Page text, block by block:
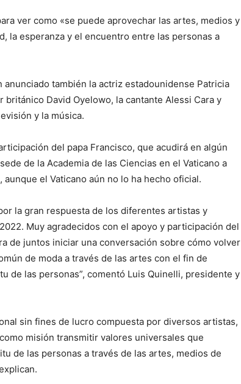
ver como «se puede aprovechar las artes, medios y
la esperanza y el encuentro entre las personas a
también la actriz estadounidense Patricia
David Oyelowo, la cantante Alessi Cara y
y la música.
del papa Francisco, que acudirá en algún
de la Academia de las Ciencias en el Vaticano a
el Vaticano aún no lo ha hecho oficial.
la gran respuesta de los diferentes artistas y
Muy agradecidos con el apoyo y participación del
de juntos iniciar una conversación sobre cómo volver
de moda a través de las artes con el fin de
de las personas”, comentó Luis Quinelli, presidente y
sin fines de lucro compuesta por diversos artistas,
misión transmitir valores universales que
de las personas a través de las artes, medios de